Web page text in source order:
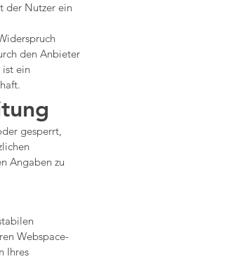
der Nutzer ein
den Anbieter
ist ein
gesperrt,
Angaben zu
Webspace-
Ihres